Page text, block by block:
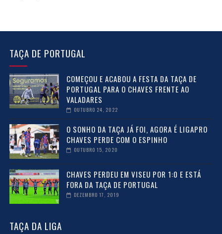
TAÇA DE PORTUGAL
COMEÇOU E ACABOU A FESTA DA TAÇA DE
PORTUGAL PARA O CHAVES FRENTE AO
VALADARES
OUTUBRO 24, 2022
O SONHO DA TAÇA JÁ FOI, AGORA É LIGAPRO
CHAVES PERDE COM O ESPINHO
OUTUBRO 15, 2020
CHAVES PERDEU EM VISEU POR 1:0 E ESTÁ
FORA DA TAÇA DE PORTUGAL
DEZEMBRO 17, 2019
TAÇA DA LIGA